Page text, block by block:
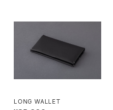
LONG WALLET